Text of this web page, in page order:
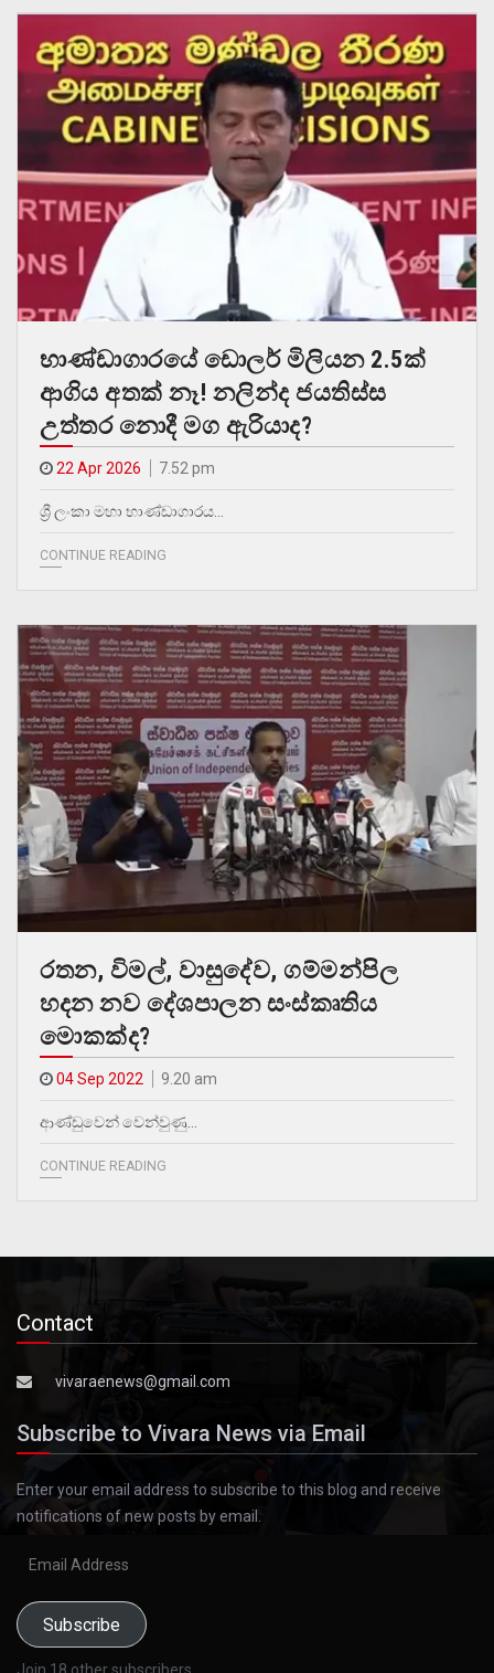
භාණ්ඩාගාරයේ ඩොලර් මිලියන 2.5ක්
ආගිය අතක් නෑ! නලින්ද ජයතිස්ස
උත්තර නොදී මග ඇරියාද?
22 Apr 2026 7.52 pm
ශ්‍රී ලංකා මහා භාණ්ඩාගාරය…
CONTINUE READING
රතන, විමල්, වාසුදේව, ගම්මන්පිල
හදන නව දේශපාලන සංස්කෘතිය
මොකක්ද?
04 Sep 2022 9.20 am
ආණ්ඩුවෙන් වෙන්වුණු…
CONTINUE READING
Contact
vivaraenews@gmail.com
Subscribe to Vivara News via Email
Enter your email address to subscribe to this blog and receive
notifications of new posts by email.
Subscribe